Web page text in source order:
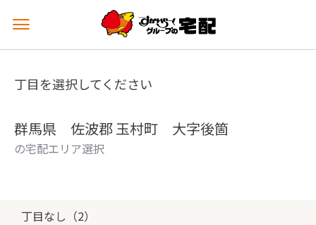
メ
ュ
を
丁目を選択してください
群馬県 佐波郡 玉村町 大字後箇
の宅配エリア選択
丁目なし（2）